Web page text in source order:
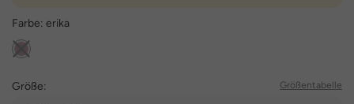
Farbe: erika
Größe: Größentabelle